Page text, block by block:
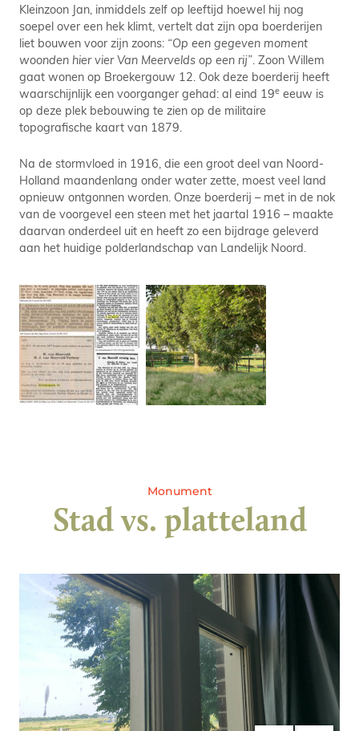
Kleinzoon Jan, inmiddels zelf op leeftijd hoewel hij nog
soepel over een hek klimt, vertelt dat zijn opa boerderijen
liet bouwen voor zijn zoons: “Op een gegeven moment
woonden hier vier Van Meervelds op een rij”. Zoon Willem
gaat wonen op Broekergouw 12. Ook deze boerderij heeft
waarschijnlijk een voorganger gehad: al eind 19e eeuw is
op deze plek bebouwing te zien op de militaire
topografische kaart van 1879.
Na de stormvloed in 1916, die een groot deel van Noord-
Holland maandenlang onder water zette, moest veel land
opnieuw ontgonnen worden. Onze boerderij – met in de nok
van de voorgevel een steen met het jaartal 1916 – maakte
daarvan onderdeel uit en heeft zo een bijdrage geleverd
aan het huidige polderlandschap van Landelijk Noord.
Monument
Stad vs. platteland